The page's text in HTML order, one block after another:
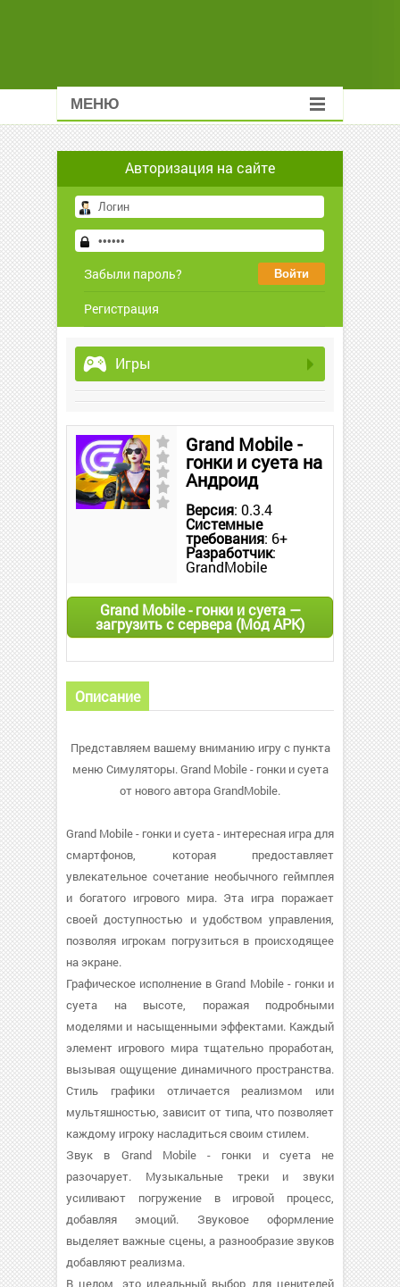
МЕНЮ
Авторизация на сайте
Забыли пароль?
Регистрация
Игры
Grand Mobile -
гонки и суета на
Андроид
Версия: 0.3.4
Системные
требования: 6+
Разработчик:
GrandMobile
Grand Mobile - гонки и суета —
загрузить с сервера (Мод APK)
Описание
Представляем вашему вниманию игру с пункта
меню Симуляторы. Grand Mobile - гонки и суета
от нового автора GrandMobile.
Grand Mobile - гонки и суета - интересная игра для
смартфонов, которая предоставляет
увлекательное сочетание необычного геймплея
и богатого игрового мира. Эта игра поражает
своей доступностью и удобством управления,
позволяя игрокам погрузиться в происходящее
на экране.
Графическое исполнение в Grand Mobile - гонки и
суета на высоте, поражая подробными
моделями и насыщенными эффектами. Каждый
элемент игрового мира тщательно проработан,
вызывая ощущение динамичного пространства.
Стиль графики отличается реализмом или
мультяшностью, зависит от типа, что позволяет
каждому игроку насладиться своим стилем.
Звук в Grand Mobile - гонки и суета не
разочарует. Музыкальные треки и звуки
усиливают погружение в игровой процесс,
добавляя эмоций. Звуковое оформление
выделяет важные сцены, а разнообразие звуков
добавляют реализма.
В целом, это идеальный выбор для ценителей